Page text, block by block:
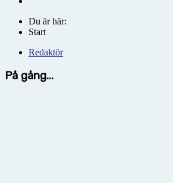
Du är här:
Start
Redaktör
På gång...